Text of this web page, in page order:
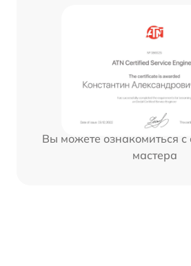
Вы можете ознакомиться с
мастера